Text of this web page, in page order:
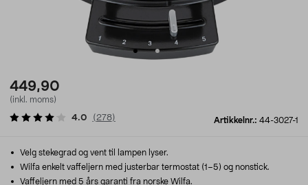
449,90
(inkl. moms)
Artikkelnr.: 44-3027-1
4.0 ( 278)
Velg stekegrad og vent til lampen lyser.
Wilfa enkelt vaffeljern med justerbar termostat (1–5) og nonstick.
Vaffeljern med 5 års garanti fra norske Wilfa.